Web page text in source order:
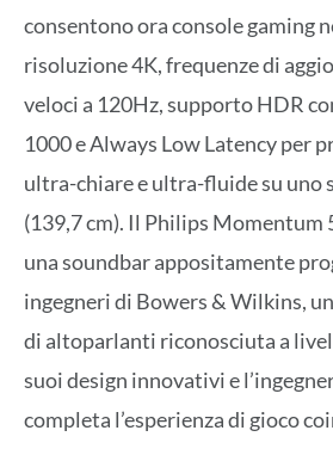
consentono ora console gaming
risoluzione 4K, frequenze di
veloci a 120Hz, supporto HDR
1000 e Always Low Latency per
ultra-chiare e ultra-fluide su uno
(139,7 cm). Il Philips Momentum
una soundbar appositamente
ingegneri di Bowers & Wilkins,
di altoparlanti riconosciuta a
suoi design innovativi e
completa l’esperienza di gioco